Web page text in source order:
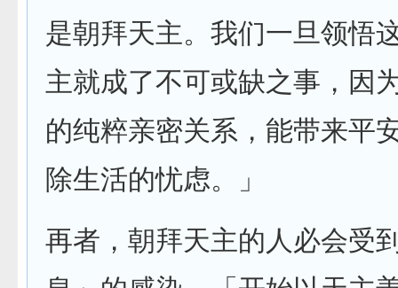
是朝拜天主。我们一旦领悟
主就成了不可或缺之事，因
的纯粹亲密关系，能带来平
除生活的忧虑。」
再者，朝拜天主的人必会受